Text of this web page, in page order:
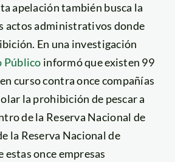
apelación también busca la
actos administrativos donde
En una investigación
Público informó que existen 99
curso contra once compañías
la prohibición de pescar a
de la Reserva Nacional de
la Reserva Nacional de
estas once empresas